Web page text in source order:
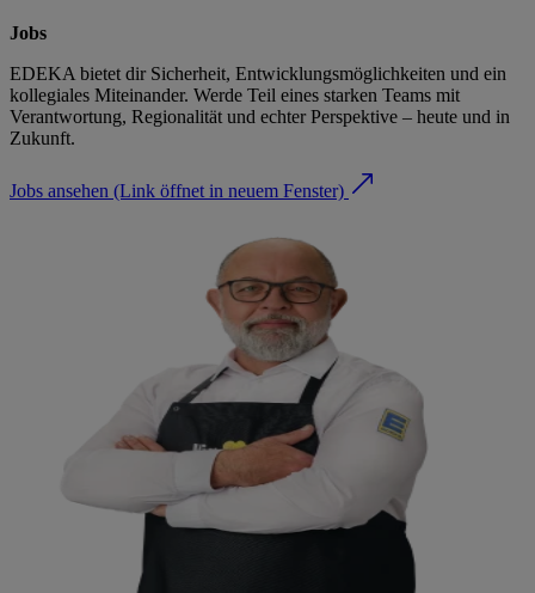
Jobs
EDEKA bietet dir Sicherheit, Entwicklungsmöglichkeiten und ein
kollegiales Miteinander. Werde Teil eines starken Teams mit
Verantwortung, Regionalität und echter Perspektive – heute und in
Zukunft.
Jobs ansehen (Link öffnet in neuem Fenster)